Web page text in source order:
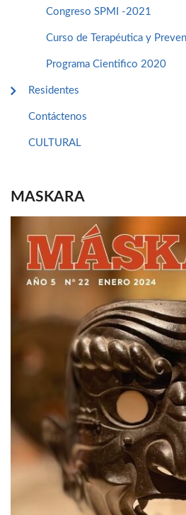
Congreso SPMI -2021
Curso de Terapéutica y
Programa Cientifico 2020
Residentes
Contáctenos
CULTURAL
MASKARA